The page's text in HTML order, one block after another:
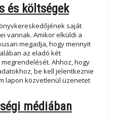
és költségek
saját
vannak. Amikor elküldi a
megadja, hogy mennyit
az eladó két
Ahhoz, hogy
be kell jelentkeznie
lapon közvetlenül üzenetet
médiában